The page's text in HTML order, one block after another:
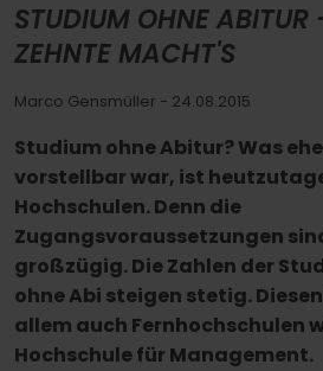
STUDIUM OHNE ABITUR
ZEHNTE MACHT'S
Marco Gensmüller - 24.08.2015
Studium ohne Abitur? Was
vorstellbar war, ist
Hochschulen. Denn die
Zugangsvoraussetzungen
großzügig. Die Zahlen der
ohne Abi steigen stetig.
allem auch Fernhochschulen
Hochschule für Management.